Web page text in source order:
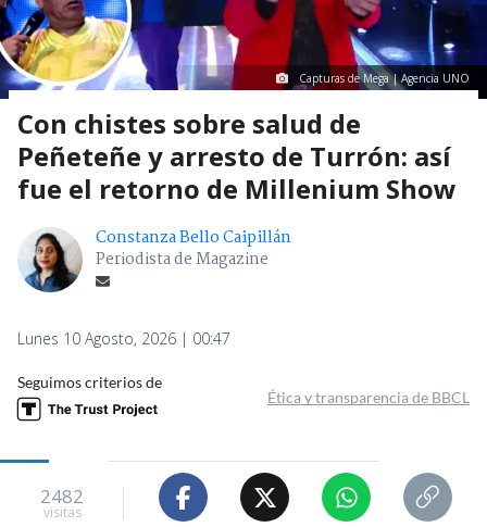
Capturas de Mega | Agencia UNO
Con chistes sobre salud de
Peñeteñe y arresto de Turrón: así
fue el retorno de Millenium Show
Constanza Bello Caipillán
Periodista de Magazine
Lunes 10 Agosto, 2026 | 00:47
Seguimos criterios de
Ética y transparencia de BBCL
2482
visitas